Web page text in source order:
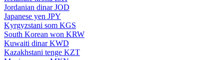
Jordanian dinar JOD
Japanese yen JPY
Kyrgyzstani som KGS
South Korean won KRW
Kuwaiti dinar KWD
Kazakhstani tenge KZT